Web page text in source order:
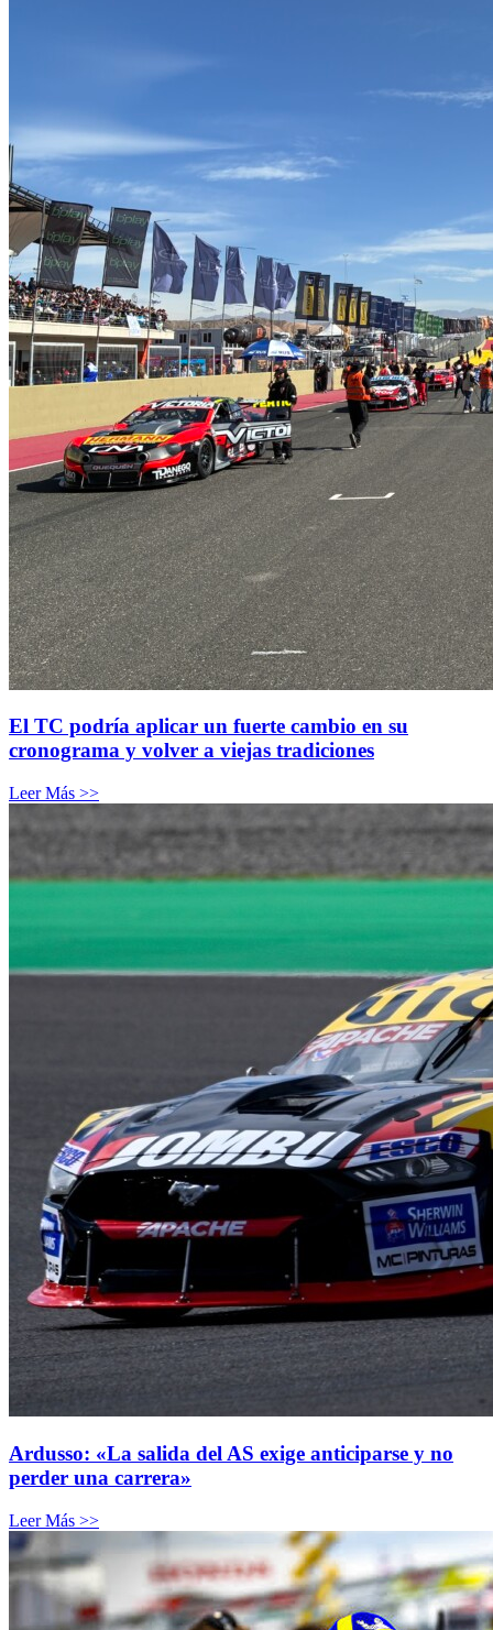
El TC podría aplicar un fuerte cambio en su
cronograma y volver a viejas tradiciones
Leer Más >>
Ardusso: «La salida del AS exige anticiparse y no
perder una carrera»
Leer Más >>